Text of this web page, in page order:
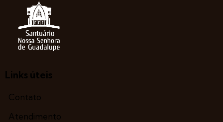
Links úteis
Contato
Atendimento